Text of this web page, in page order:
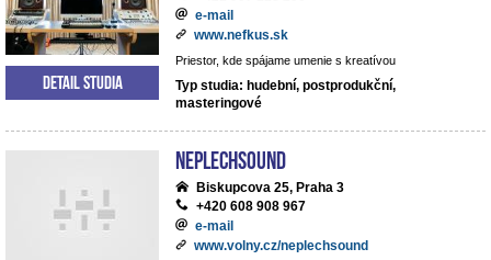
e-mail
www.nefkus.sk
Priestor, kde spájame umenie s kreatívou
Typ studia: hudební, postprodukční,
masteringové
Detail studia
NEPLECHSOUND
Biskupcova 25, Praha 3
+420 608 908 967
e-mail
www.volny.cz/neplechsound